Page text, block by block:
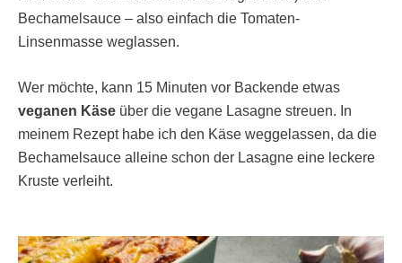
Bechamelsauce – also einfach die Tomaten-
Linsenmasse weglassen.
Wer möchte, kann 15 Minuten vor Backende etwas
veganen Käse über die vegane Lasagne streuen. In
meinem Rezept habe ich den Käse weggelassen, da die
Bechamelsauce alleine schon der Lasagne eine leckere
Kruste verleiht.